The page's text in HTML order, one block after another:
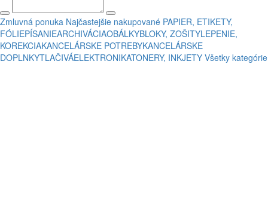
Zmluvná ponuka Najčastejšie nakupované PAPIER, ETIKETY,
FÓLIEPÍSANIEARCHIVÁCIAOBÁLKYBLOKY, ZOŠITYLEPENIE,
KOREKCIAKANCELÁRSKE POTREBYKANCELÁRSKE
DOPLNKYTLAČIVÁELEKTRONIKATONERY, INKJETY Všetky kategórie